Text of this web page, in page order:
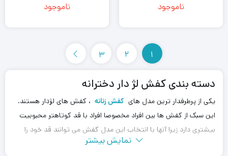
ناموجود ناموجود
1
2
3
دسته بندی کفش لژ دار دخترانه
یکی از پرطرفدار ترین مدل های کفش زنانه ، کفش های لژدار هستند.
این سبک از کفش ها بین افراد مخصوصا افراد با قد کوتاهتر محبوبیت
بیشتری دارد زیرا آنها با انتخاب این مدل کفش می توانند قد خود را
بلندتر نشان دهند تا استایل و ست جذابی داشته باشند.
نمایش بیشتر